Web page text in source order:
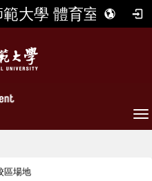
大學 體育室
區場地